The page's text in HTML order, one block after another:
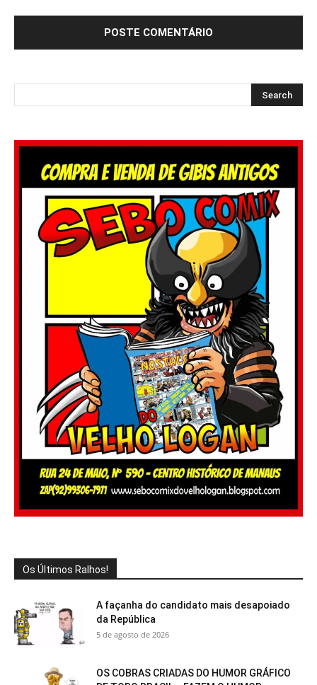
Os Últimos Ralhos!
A façanha do candidato mais desapoiado
da República
5 de agosto de 2026
OS COBRAS CRIADAS DO HUMOR GRÁFICO